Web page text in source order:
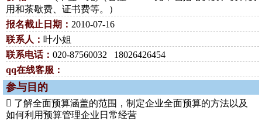
用和茶歇费、证书费等。）
报名截止日期： 2010-07-16
联系人： 叶小姐
联系电话： 020-87560032 18026426454
qq在线客服：
参与目的
 了解全面预算涵盖的范围，制定企业全面预算的方法以及
如何利用预算管理企业日常经营